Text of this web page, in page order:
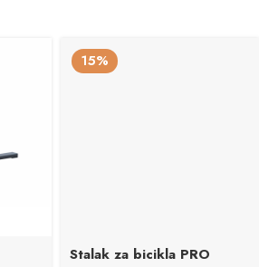
15%
Stalak za bicikla PRO